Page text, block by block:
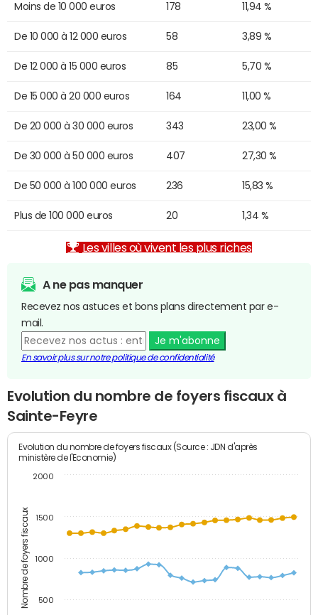
Moins de 10 000 euros 178 11,94 %
De 10 000 à 12 000 euros 58 3,89 %
De 12 000 à 15 000 euros 85 5,70 %
De 15 000 à 20 000 euros 164 11,00 %
De 20 000 à 30 000 euros 343 23,00 %
De 30 000 à 50 000 euros 407 27,30 %
De 50 000 à 100 000 euros 236 15,83 %
Plus de 100 000 euros 20 1,34 %
Les villes où vivent les plus riches
A ne pas manquer
Recevez nos astuces et bons plans directement par e-
mail.
Je m'abonne
En savoir plus sur notre politique de confidentialité
Evolution du nombre de foyers fiscaux à
Sainte-Feyre
Nombre de foyers fiscaux
Evolution du nombre de foyers fiscaux (Source : JDN d'après
ministère de l'Economie)
500
1000
1500
2000